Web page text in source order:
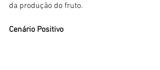
da produção do fruto.
Cenário Positivo